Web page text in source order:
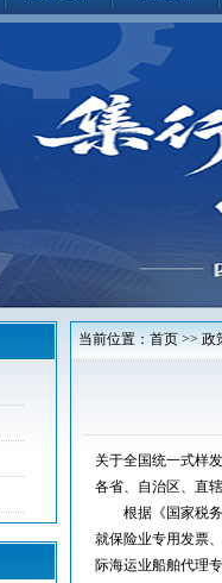
当前位置：首页 >> 政
关于全国统一式样
各省、自治区、直
根据《国家税务
就保险业专用发票
际海运业船舶代理